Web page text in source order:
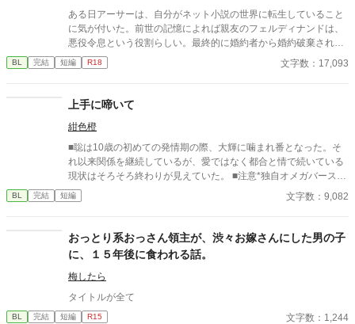
ある日アーサーは、自分がネット小説の世界に転生していること
に気が付いた。前世の記憶によれば親友のフェルディナンドは、
悪役令息という役割らしい。最終的に婚約者から婚約破棄され、
断罪後は国外追放されてしまうのだとか。 大事な親友が不幸にな
るのを見過ごすわけにはいかない。とにかく物語の主人公たちか
約者にしてしまった。 とりあえず仮婚約という形にしておいて、
学園を卒業したら婚約を解消してしまえばいい。そう考えていた
はずがアーサーのとある発言をきっかけに、フェルディナンドの
執着が明らかになり……。 ハッピーエンドです。
BL 完結 短編 R18 文字数：17,093
上手に啼いて
紺色橙
■聡は10歳の初めての発情期の際、大輝に噛まれ番となった。そ
れ以来関係を継続しているが、愛ではなく都合と情で続いている
現状はそろそろ終わりが見えていた。 ■注意*独自オメガバース設
定。■『それは愛か本能か』と同じ世界設定です。関係は一切な
し。
BL 完結 短編 文字数：9,082
おっとり系おっさん領主が、渋々お嫁さんにした男の子
に、１５年後に食われる話。
梅したら
タイトルが全て
BL 完結 短編 R15 文字数：1,244